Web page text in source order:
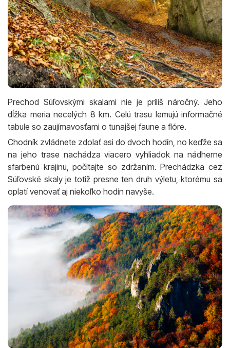
Prechod Súľovskými skalami nie je príliš náročný. Jeho
dĺžka meria necelých 8 km. Celú trasu lemujú informačné
tabule so zaujímavosťami o tunajšej faune a flóre.
Chodník zvládnete zdolať asi do dvoch hodín, no keďže sa
na jeho trase nachádza viacero vyhliadok na nádherne
sfarbenú krajinu, počítajte so zdržaním. Prechádzka cez
Súľovské skaly je totiž presne ten druh výletu, ktorému sa
oplatí venovať aj niekoľko hodín navyše.